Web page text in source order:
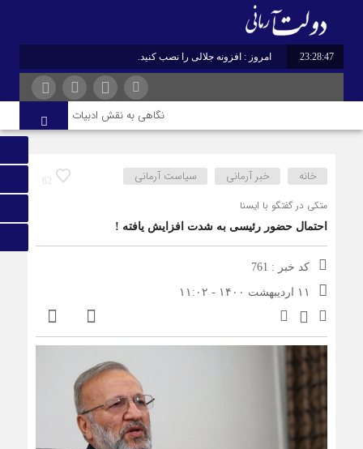
23:28:48 برابر با : Thursday - 6 August - 2026
نگاهی به نقش ادبیات ایران در هویت و
62 خانه خبر آرمانی سیاست آرمانی
متکی در گفتگو با ایسنا
احتمال حضور رئیسی به شدت افزایش یافته !
کد خبر : 761
۱۱ اردیبهشت ۱۴۰۰ - ۱۱:۰۲